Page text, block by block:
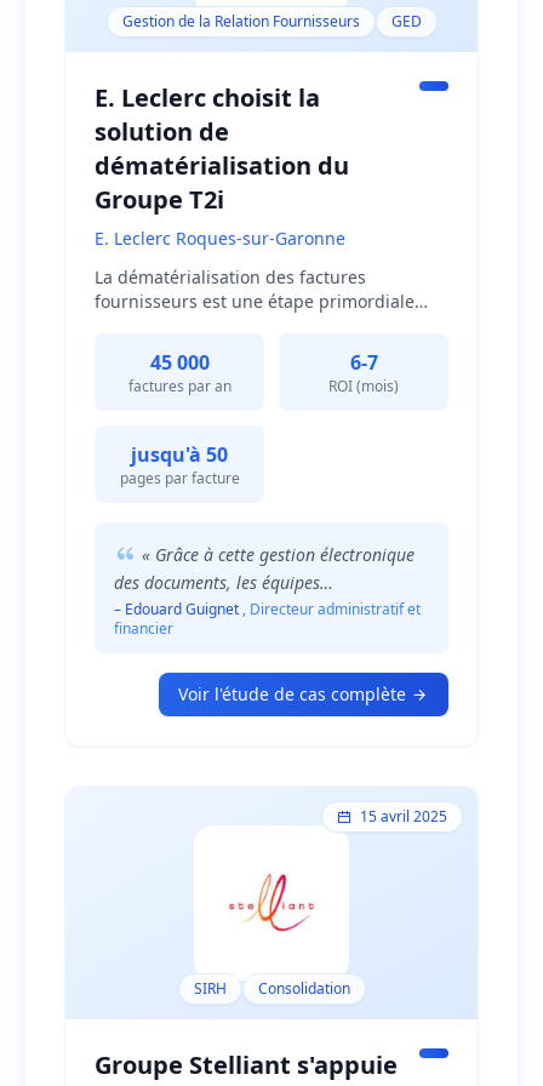
Gestion de la Relation Fournisseurs GED
E. Leclerc choisit la
solution de
dématérialisation du
Groupe T2i
E. Leclerc Roques-sur-Garonne
La dématérialisation des factures
fournisseurs est une étape primordiale
l'entreprise.E. Leclerc de Roques-sur-
Garonne a choisi la solution de
dématérialisation des factures du Groupe
financier et gagner en productivité.
45 000
factures par an
6-7
ROI (mois)
jusqu'à 50
pages par facture
« Grâce à cette gestion électronique
des documents, les équipes
administratives ont retrouvé une certaine
sérénité, elles sont moins écrasées par les
ajoutée, et elles ont gagné en
productivité. Notre ROI se positionne
– Edouard Guignet , Directeur administratif et
financier
Voir l'étude de cas complète
15 avril 2025
SIRH Consolidation
Groupe Stelliant s'appuie